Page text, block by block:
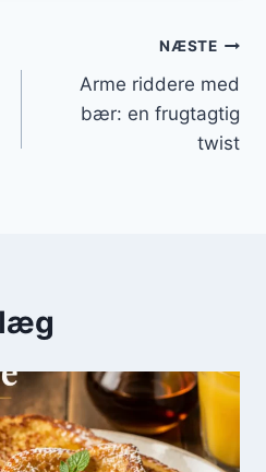
NÆSTE
Arme riddere med
bær: en frugtagtig
twist